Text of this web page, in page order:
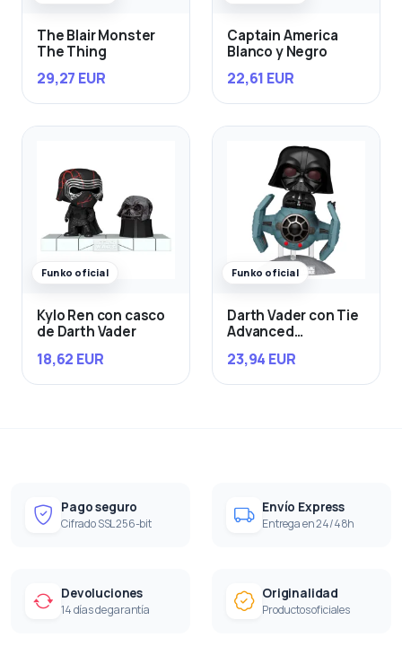
The Blair Monster
The Thing
29,27 EUR
Captain America
Blanco y Negro
22,61 EUR
Funko oficial
Kylo Ren con casco
de Darth Vader
18,62 EUR
Funko oficial
Darth Vader con Tie
Advanced
23,94 EUR
Pago seguro
Cifrado SSL 256-bit
Envío Express
Entrega en 24/48h
Devoluciones
14 días de garantía
Originalidad
Productos oficiales